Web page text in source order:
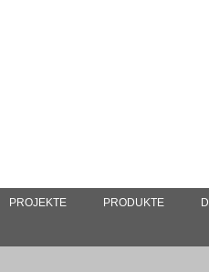
PROJEKTE PRODUKTE